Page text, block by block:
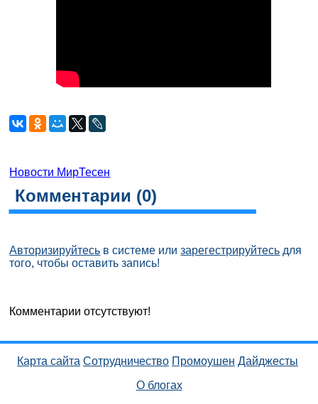
Новости МирТесен
Комментарии (0)
Авторизируйтесь в системе илизарегестрируйтесь для
того, чтобы оставить запись!
Комментарии отсутствуют!
Карта сайта Сотрудничество Промоушен Дайджесты
О блогах